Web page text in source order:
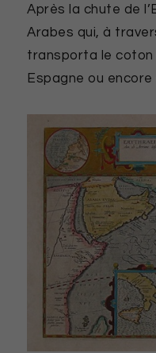
Après la chute de
Arabes qui, à
transporta le coton
Espagne ou encore